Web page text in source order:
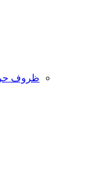
ظروف